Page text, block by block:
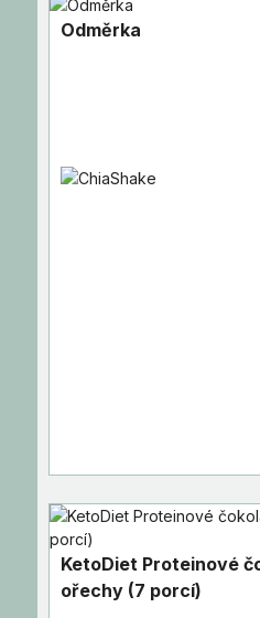
Odměrka
KetoDiet Proteinové
ořechy (7 porcí)